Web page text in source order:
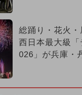
ン
イベント
ベント
り） 冬休み
総踊り・花火・
西日本最大級
026」が兵庫・